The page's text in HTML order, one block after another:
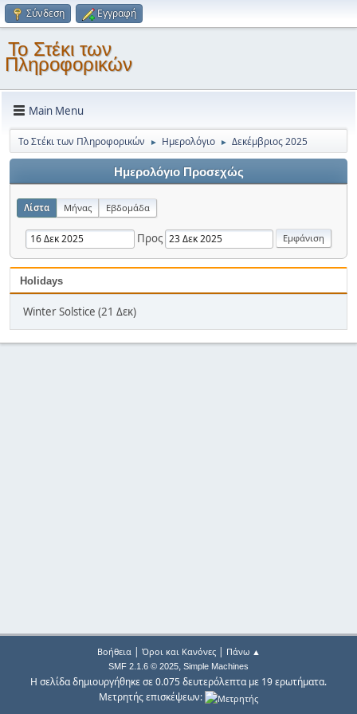
Σύνδεση Εγγραφή
Το Στέκι των
Πληροφορικών
Main Menu
Το Στέκι των Πληροφορικών ► Ημερολόγιο ► Δεκέμβριος 2025
Ημερολόγιο Προσεχώς
Λίστα Μήνας Εβδομάδα
Προς
Holidays
Winter Solstice (21 Δεκ)
Βοήθεια| Όροι και Κανόνες| Πάνω ▲
SMF 2.1.6 © 2025, Simple Machines
Η σελίδα δημιουργήθηκε σε 0.075 δευτερόλεπτα με 19 ερωτήματα.
Μετρητής επισκέψεων: